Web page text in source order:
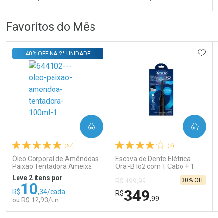
Comprar sem Desconto
Por R$ 41,99/cada
Por Menos
Comprar sem Desconto
Por R$ 41,99/cada
Comprar sem Desconto
Por R$ 189,99/cada
Por Menos
Comprar sem Desconto
Por R$ 189,99/cada
Favoritos do Mês
(67)
Óleo Corporal de Amêndoas
Paixão Tentadora Ameixa
Rubi 100ml
40% OFF NA 2° UNIDADE
Leve 2 itens por
R$10,34/cada
ou R$ 12,93/un
COMPRAR
(3)
Escova de Dente Elétrica
Oral-B Io2 com 1 Cabo + 1
R$ 499,99
R$349,99
30% OFF
COMPRAR